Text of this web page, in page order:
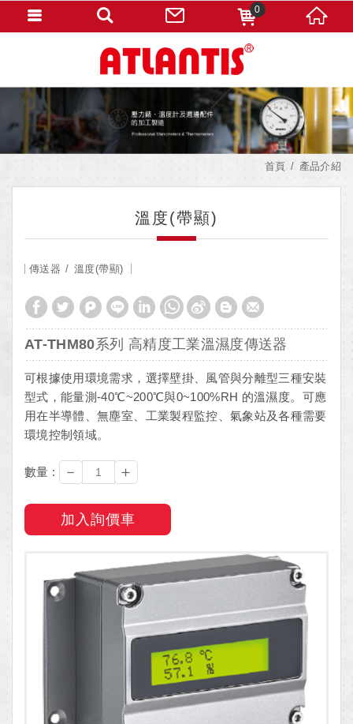
首頁 產品介紹
溫度(帶顯)
傳送器 溫度(帶顯)
AT-THM80系列 高精度工業溫濕度傳送器
可根據使用環境需求，選擇壁掛、風管與分離型三種安裝
型式，能量測-40℃~200℃與0~100%RH 的溫濕度。可應
用在半導體、無塵室、工業製程監控、氣象站及各種需要
環境控制領域。
數量 : － ＋
加入詢價車
0